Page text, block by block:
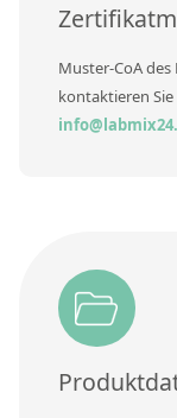
Muster-CoA
kontaktieren